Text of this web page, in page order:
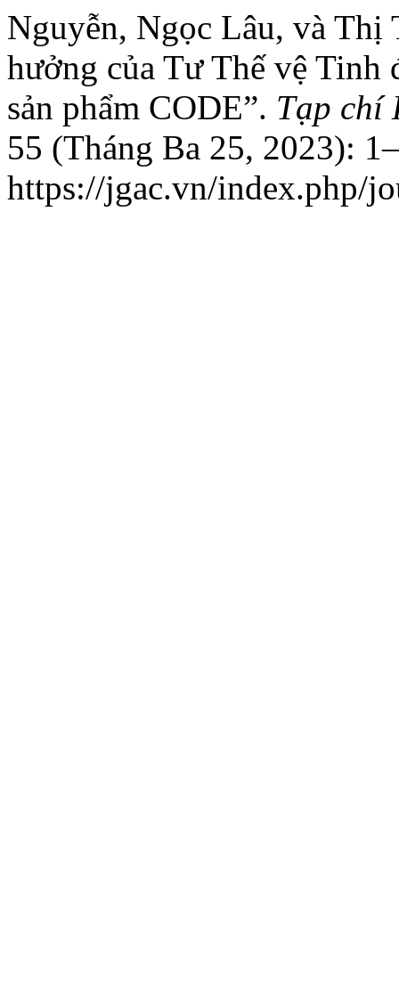
Nguyễn, Ngọc Lâu, và Thị
hưởng của Tư Thế vệ Tinh
sản phẩm CODE”. Tạp chí
55 (Tháng Ba 25, 2023):
https://jgac.vn/index.php/